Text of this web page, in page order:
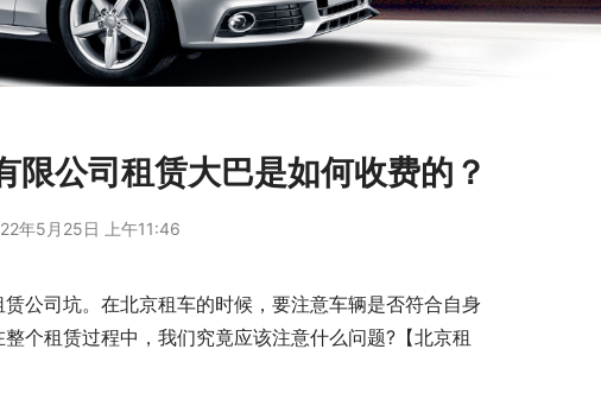
限公司租赁大巴是如何收费的？
年5月25日 上午11:46
公司坑。在北京租车的时候，要注意车辆是否符合自身
个租赁过程中，我们究竟应该注意什么问题?【北京租